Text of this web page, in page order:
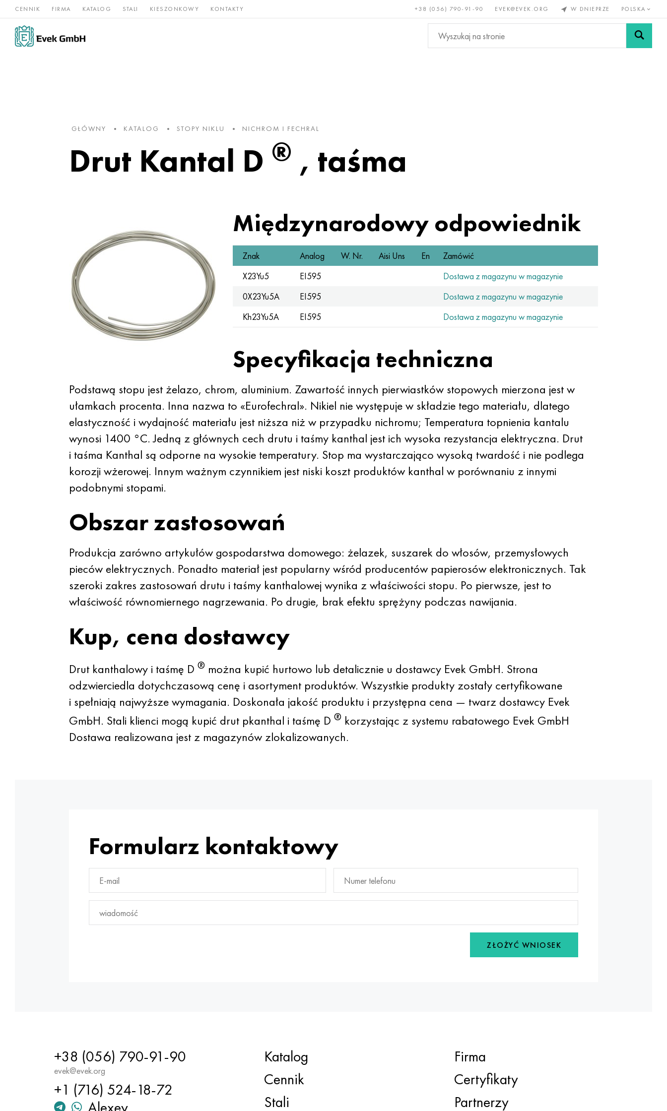
CENNIK FIRMA KATALOG STALI KIESZONKOWY KONTAKTY +38 (056) 790-91-90 EVEK@EVEK.ORG W DNIEPRZE POLSKA
Stopy
niklu
Stal Rzadkie i Brąz, miedź, Metale
nieżelazne
Stali Siatki i
GŁÓWNY KATALOG STOPY NIKLU NICHROM I FECHRAL
Drut Kantal D ® , taśma
Międzynarodowy odpowiednik
Znak Analog W. Nr. Aisi Uns En
Zamówić
X23Yu5
EI595
Dostawa z magazynu w magazynie
0X23Yu5A
EI595
Dostawa z magazynu w magazynie
Kh23Yu5A
EI595 Dostawa z magazynu w magazynie
Specyfikacja techniczna
Podstawą stopu jest żelazo, chrom, aluminium. Zawartość innych pierwiastków stopowych mierzona jest w
ułamkach procenta. Inna nazwa to «Eurofechral». Nikiel nie występuje w składzie tego materiału, dlatego
elastyczność i wydajność materiału jest niższa niż w przypadku nichromu; Temperatura topnienia kantalu
wynosi 1400 °C. Jedną z głównych cech drutu i taśmy kanthal jest ich wysoka rezystancja elektryczna. Drut
i taśma Kanthal są odporne na wysokie temperatury. Stop ma wystarczająco wysoką twardość i nie podlega
korozji wżerowej. Innym ważnym czynnikiem jest niski koszt produktów kanthal w porównaniu z innymi
podobnymi stopami.
Obszar zastosowań
Produkcja zarówno artykułów gospodarstwa domowego: żelazek, suszarek do włosów, przemysłowych
pieców elektrycznych. Ponadto materiał jest popularny wśród producentów papierosów elektronicznych. Tak
szeroki zakres zastosowań drutu i taśmy kanthalowej wynika z właściwości stopu. Po pierwsze, jest to
właściwość równomiernego nagrzewania. Po drugie, brak efektu sprężyny podczas nawijania.
Kup, cena dostawcy
Drut kanthalowy i taśmę D ®można kupić hurtowo lub detalicznie u dostawcy Evek GmbH. Strona
odzwierciedla dotychczasową cenę i asortyment produktów. Wszystkie produkty zostały certyfikowane
i spełniają najwyższe wymagania. Doskonała jakość produktu i przystępna cena — twarz dostawcy Evek
GmbH. Stali klienci mogą kupić drut pkanthal i taśmę D ®korzystając z systemu rabatowego Evek GmbH
Dostawa realizowana jest z magazynów zlokalizowanych.
Formularz kontaktowy
ZŁOŻYĆ WNIOSEK
+38 (056) 790-91-90
evek@evek.org
+1 (716) 524-18-72
Katalog
Cennik
Stali
Firma
Certyfikaty
Partnerzy